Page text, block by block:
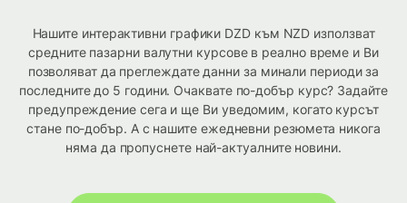
Нашите интерактивни графики DZD към NZD използват
средните пазарни валутни курсове в реално време и Ви
позволяват да преглеждате данни за минали периоди за
последните до 5 години. Очаквате по-добър курс? Задайте
предупреждение сега и ще Ви уведомим, когато курсът
стане по-добър. А с нашите ежедневни резюмета никога
няма да пропуснете най-актуалните новини.